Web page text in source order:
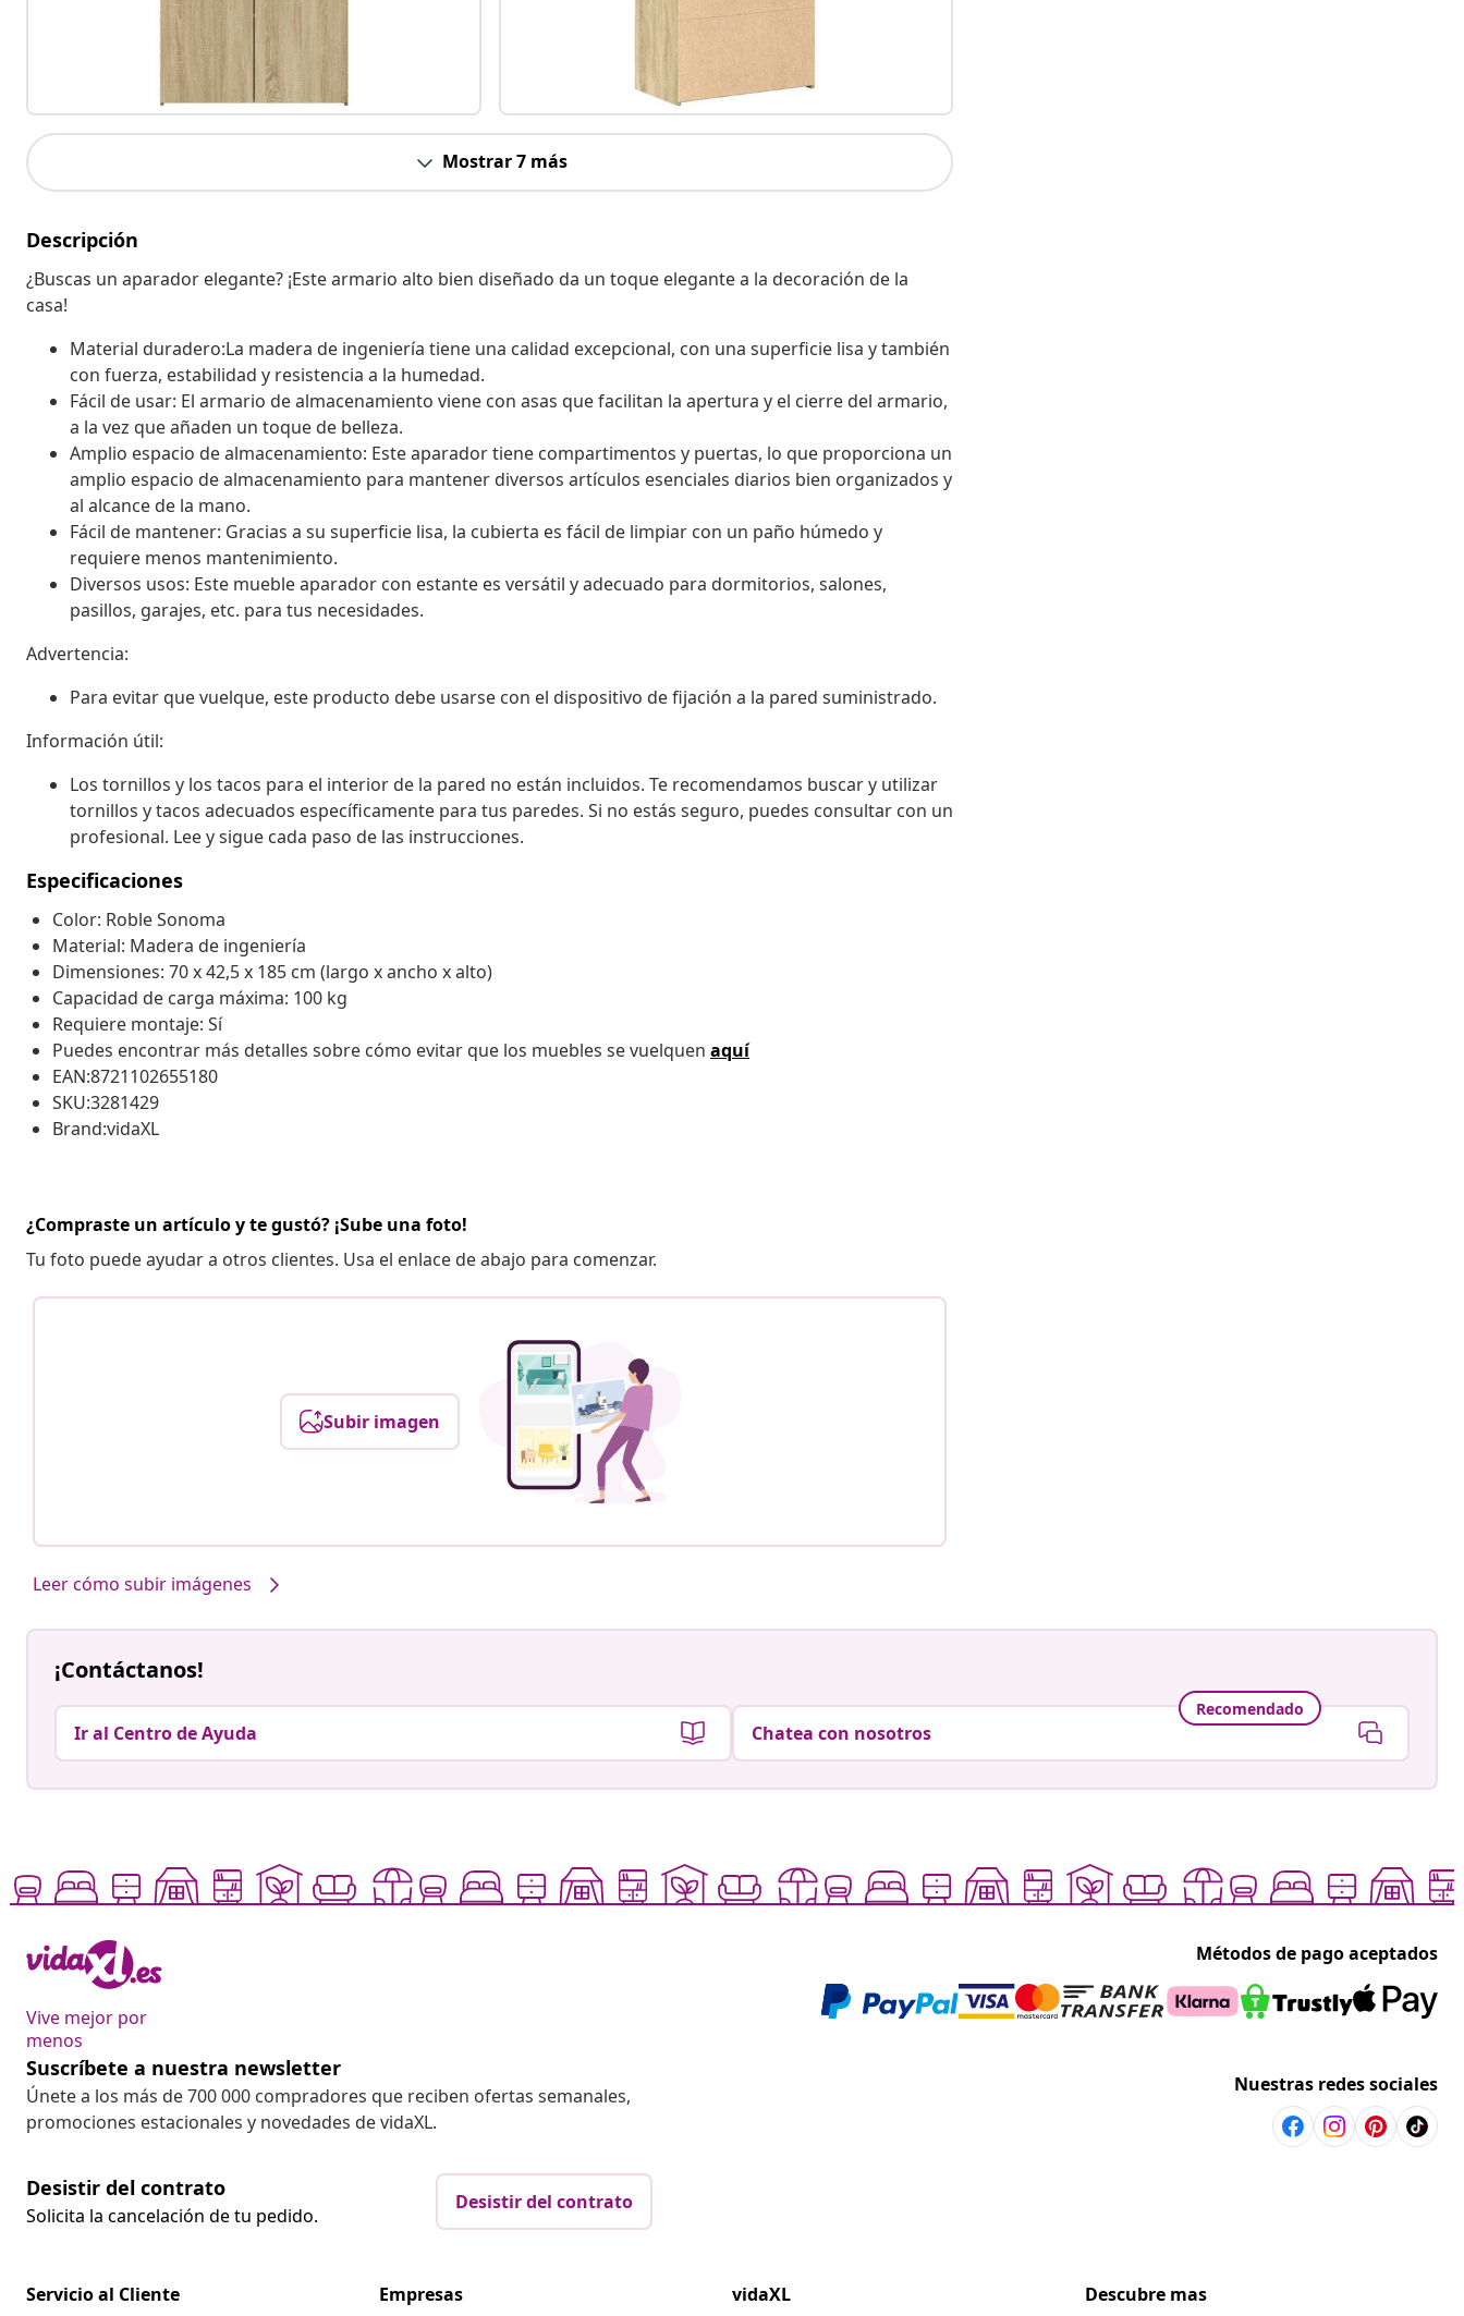
Mostrar 7 más
Descripción
¿Buscas un aparador elegante? ¡Este armario alto bien diseñado da un toque elegante a la decoración de la
casa!
Material duradero:La madera de ingeniería tiene una calidad excepcional, con una superficie lisa y también
con fuerza, estabilidad y resistencia a la humedad.
Fácil de usar: El armario de almacenamiento viene con asas que facilitan la apertura y el cierre del armario,
a la vez que añaden un toque de belleza.
Amplio espacio de almacenamiento: Este aparador tiene compartimentos y puertas, lo que proporciona un
amplio espacio de almacenamiento para mantener diversos artículos esenciales diarios bien organizados y
al alcance de la mano.
Fácil de mantener: Gracias a su superficie lisa, la cubierta es fácil de limpiar con un paño húmedo y
requiere menos mantenimiento.
Diversos usos: Este mueble aparador con estante es versátil y adecuado para dormitorios, salones,
pasillos, garajes, etc. para tus necesidades.
Advertencia:
Para evitar que vuelque, este producto debe usarse con el dispositivo de fijación a la pared suministrado.
Información útil:
Los tornillos y los tacos para el interior de la pared no están incluidos. Te recomendamos buscar y utilizar
tornillos y tacos adecuados específicamente para tus paredes. Si no estás seguro, puedes consultar con un
profesional. Lee y sigue cada paso de las instrucciones.
Especificaciones
Color: Roble Sonoma
Material: Madera de ingeniería
Dimensiones: 70 x 42,5 x 185 cm (largo x ancho x alto)
Capacidad de carga máxima: 100 kg
Requiere montaje: Sí
Puedes encontrar más detalles sobre cómo evitar que los muebles se vuelquen aquí
EAN:8721102655180
SKU:3281429
Brand:vidaXL
¿Compraste un artículo y te gustó? ¡Sube una foto!
Tu foto puede ayudar a otros clientes. Usa el enlace de abajo para comenzar.
Subir imagen
Leer cómo subir imágenes
¡Contáctanos!
Ir al Centro de Ayuda
Recomendado
Chatea con nosotros
Vive mejor por
menos
Métodos de pago aceptados
Suscríbete a nuestra newsletter
Únete a los más de 700 000 compradores que reciben ofertas semanales,
promociones estacionales y novedades de vidaXL.
Nuestras redes sociales
Desistir del contrato
Solicita la cancelación de tu pedido.
Desistir del contrato
Servicio al Cliente
Empresas
vidaXL
Descubre mas